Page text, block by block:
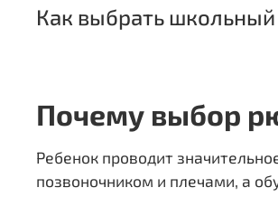
Как выбрать
Почему выбор
Ребенок проводит
позвоночником и плечами, а